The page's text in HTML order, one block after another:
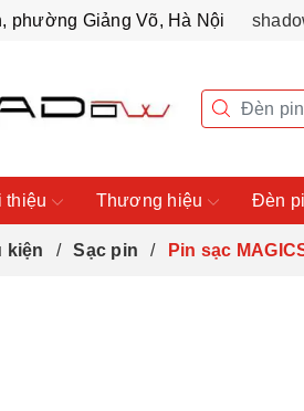
phường Giảng Võ, Hà Nội
thiệu Thương hiệu Đèn
kiện Sạc pin Pin sạc